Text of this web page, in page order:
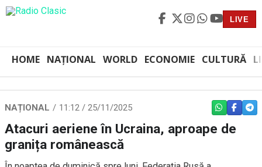
LIVE
HOME NAȚIONAL WORLD ECONOMIE CULTURĂ
NAȚIONAL 11:12 / 25/11/2025 WHATSAPP
Atacuri aeriene în Ucraina, aproape de
granița românească